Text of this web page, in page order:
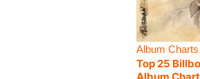
Album Charts
Top 25